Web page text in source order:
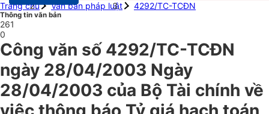
Trang chủ
Văn bản pháp luật 4292/TC-TCĐN
Thông tin văn bản
261
0
Công văn số 4292/TC-TCĐN
ngày 28/04/2003 Ngày
28/04/2003 của Bộ Tài chính về